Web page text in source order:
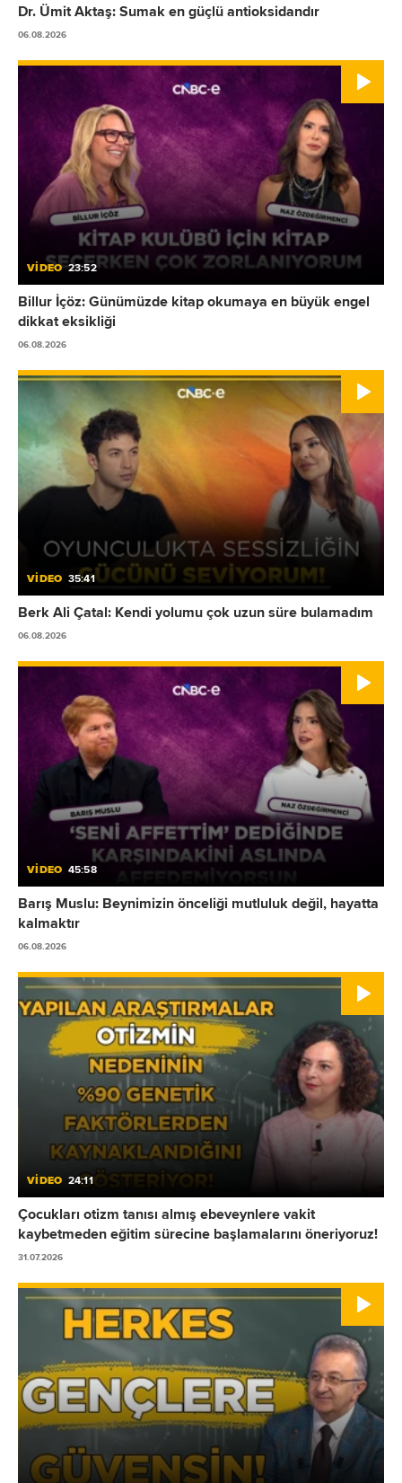
Dr. Ümit Aktaş: Sumak en güçlü antioksidandır
06.08.2026
VİDEO 23:52
Billur İçöz: Günümüzde kitap okumaya en büyük engel
dikkat eksikliği
06.08.2026
VİDEO 35:41
Berk Ali Çatal: Kendi yolumu çok uzun süre bulamadım
06.08.2026
VİDEO 45:58
Barış Muslu: Beynimizin önceliği mutluluk değil, hayatta
kalmaktır
06.08.2026
VİDEO 24:11
Çocukları otizm tanısı almış ebeveynlere vakit
kaybetmeden eğitim sürecine başlamalarını öneriyoruz!
31.07.2026